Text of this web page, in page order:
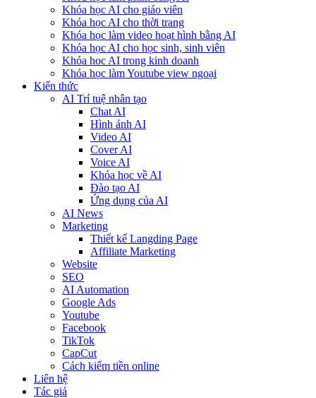
Khóa học AI cho giáo viên
Khóa học AI cho thời trang
Khóa học làm video hoạt hình bằng AI
Khóa học AI cho học sinh, sinh viên
Khóa hoc AI trong kinh doanh
Khóa học làm Youtube view ngoại
Kiến thức
AI Trí tuệ nhân tạo
Chat AI
Hình ảnh AI
Video AI
Cover AI
Voice AI
Khóa học về AI
Đào tạo AI
Ứng dụng của AI
AI News
Marketing
Thiết kế Langding Page
Affiliate Marketing
Website
SEO
AI Automation
Google Ads
Youtube
Facebook
TikTok
CapCut
Cách kiếm tiền online
Liên hệ
Tác giả